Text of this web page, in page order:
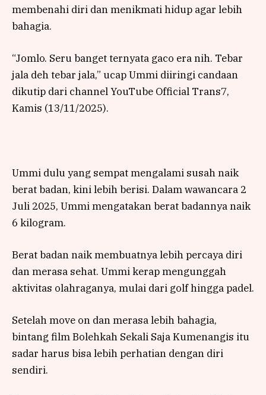
membenahi diri dan menikmati hidup agar lebih
bahagia.
“Jomlo. Seru banget ternyata gaco era nih. Tebar
jala deh tebar jala,” ucap Ummi diiringi candaan
dikutip dari channel YouTube Official Trans7,
Kamis (13/11/2025).
Ummi dulu yang sempat mengalami susah naik
berat badan, kini lebih berisi. Dalam wawancara 2
Juli 2025, Ummi mengatakan berat badannya naik
6 kilogram.
Berat badan naik membuatnya lebih percaya diri
dan merasa sehat. Ummi kerap mengunggah
aktivitas olahraganya, mulai dari golf hingga padel.
Setelah move on dan merasa lebih bahagia,
bintang film Bolehkah Sekali Saja Kumenangis itu
sadar harus bisa lebih perhatian dengan diri
sendiri.